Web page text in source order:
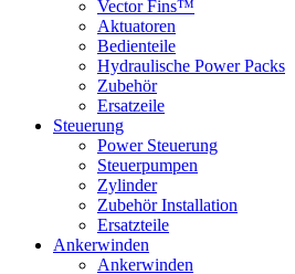
Vector Fins™
Aktuatoren
Bedienteile
Hydraulische Power Packs
Zubehör
Ersatzeile
Steuerung
Power Steuerung
Steuerpumpen
Zylinder
Zubehör Installation
Ersatzteile
Ankerwinden
Ankerwinden